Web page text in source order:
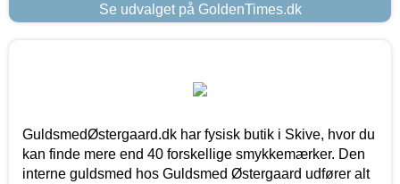
Se udvalget på GoldenTimes.dk
GuldsmedØstergaard.dk har fysisk butik i Skive, hvor du
kan finde mere end 40 forskellige smykkemærker. Den
interne guldsmed hos Guldsmed Østergaard udfører alt